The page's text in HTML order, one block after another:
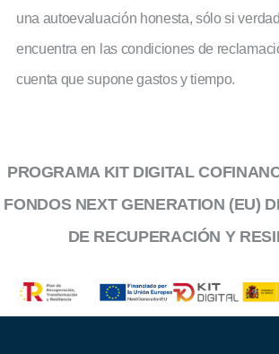
una autoevaluación honesta, sólo si
encuentra en las condiciones de
cuenta que supone gastos y tiempo.
PROGRAMA KIT DIGITAL
FONDOS NEXT GENERATION (EU)
DE RECUPERACIÓN Y